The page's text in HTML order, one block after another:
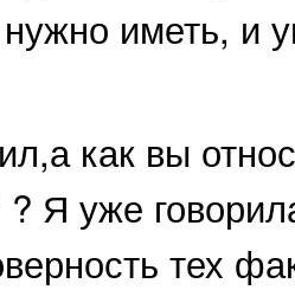
иметь, и
как вы
Я уже
тех